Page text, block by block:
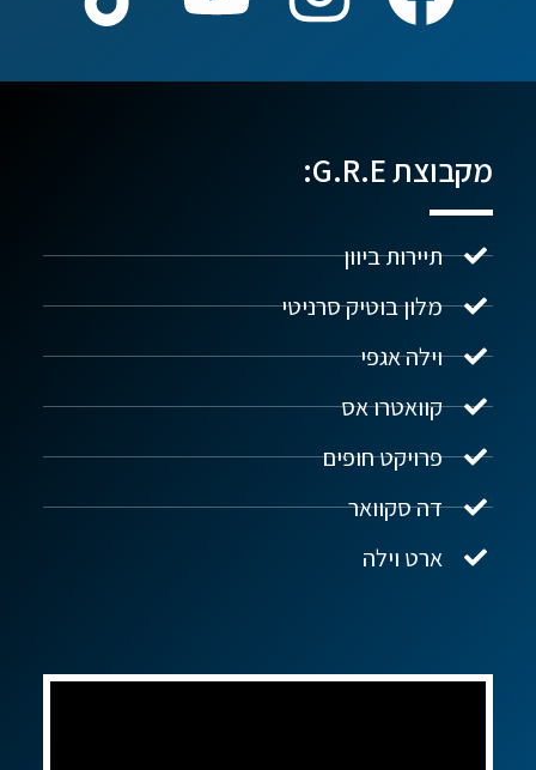
מקבוצת G.R.E:
תיירות ביוון
מלון בוטיק סרניטי
וילה אגפי
קוואטרו אס
פרויקט חופים
דה סקוואר
ארט וילה
נדל"ן ביוון G.R.E
שלום! איך אפשר לעזור?